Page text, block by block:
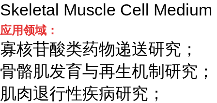
Skeletal Muscle Cell Medium
应用领域：
寡核苷酸类药物递送研究；
骨骼肌发育与再生机制研究；
肌肉退行性疾病研究；